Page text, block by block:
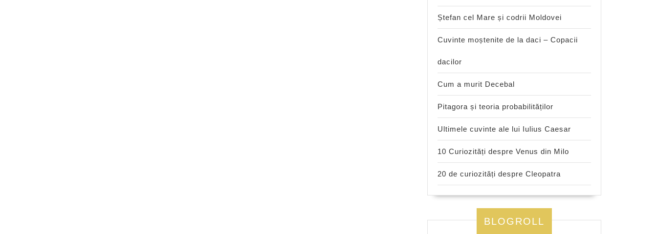
Ștefan cel Mare și codrii Moldovei
Cuvinte moștenite de la daci – Copacii
dacilor
Cum a murit Decebal
Pitagora și teoria probabilităților
Ultimele cuvinte ale lui Iulius Caesar
10 Curiozități despre Venus din Milo
20 de curiozități despre Cleopatra
BLOGROLL